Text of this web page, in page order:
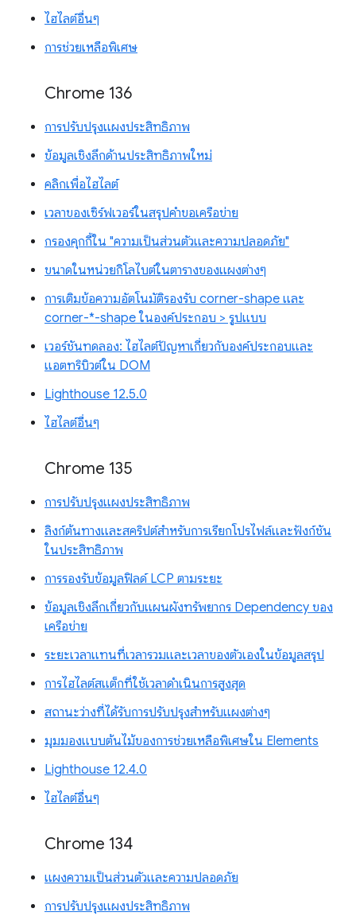
ไฮไลต์อื่นๆ
การช่วยเหลือพิเศษ
Chrome 136
การปรับปรุงแผงประสิทธิภาพ
ข้อมูลเชิงลึกด้านประสิทธิภาพใหม่
คลิกเพื่อไฮไลต์
เวลาของเซิร์ฟเวอร์ในสรุปคำขอเครือข่าย
กรองคุกกี้ใน "ความเป็นส่วนตัวและความปลอดภัย"
ขนาดในหน่วยกิโลไบต์ในตารางของแผงต่างๆ
การเติมข้อความอัตโนมัติรองรับ corner-shape และ
corner-*-shape ในองค์ประกอบ > รูปแบบ
เวอร์ชันทดลอง: ไฮไลต์ปัญหาเกี่ยวกับองค์ประกอบและ
แอตทริบิวต์ใน DOM
Lighthouse 12.5.0
ไฮไลต์อื่นๆ
Chrome 135
การปรับปรุงแผงประสิทธิภาพ
ลิงก์ต้นทางและสคริปต์สำหรับการเรียกโปรไฟล์และฟังก์ชัน
ในประสิทธิภาพ
การรองรับข้อมูลฟิลด์ LCP ตามระยะ
ข้อมูลเชิงลึกเกี่ยวกับแผนผังทรัพยากร Dependency ของ
เครือข่าย
ระยะเวลาแทนที่เวลารวมและเวลาของตัวเองในข้อมูลสรุป
การไฮไลต์สแต็กที่ใช้เวลาดำเนินการสูงสุด
สถานะว่างที่ได้รับการปรับปรุงสำหรับแผงต่างๆ
มุมมองแบบต้นไม้ของการช่วยเหลือพิเศษใน Elements
Lighthouse 12.4.0
ไฮไลต์อื่นๆ
Chrome 134
แผงความเป็นส่วนตัวและความปลอดภัย
การปรับปรุงแผงประสิทธิภาพ